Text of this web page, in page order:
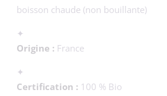
boisson chaude (non bouillante)
✦
Origine : France
✦
Certification : 100 % Bio